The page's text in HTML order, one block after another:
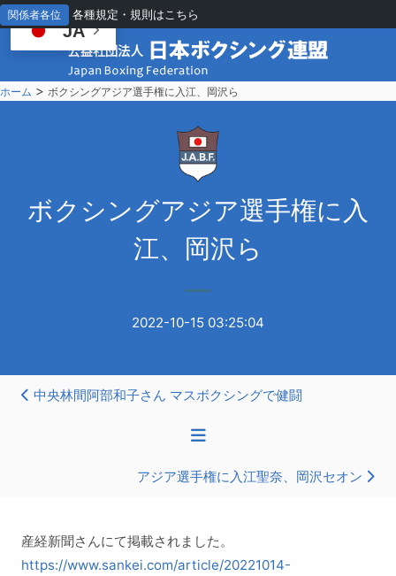
関係者各位 各種規定・規則はこちら
ホーム > ボクシングアジア選手権に入江、岡沢ら
ボクシングアジア選手権に入
江、岡沢ら
2022-10-15 03:25:04
中央林間阿部和子さん マスボクシングで健闘
アジア選手権に入江聖奈、岡沢セオン
産経新聞さんにて掲載されました。
https://www.sankei.com/article/20221014-
JA